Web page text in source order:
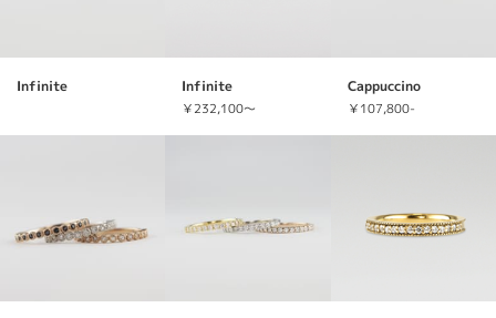
Infinite Infinite
￥232,100～
Cappuccino
￥107,800-